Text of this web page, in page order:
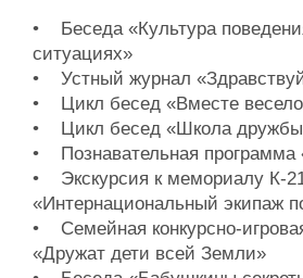
• Беседа «Культура
ситуациях»
• Устный журнал
• Цикл бесед «Вместе
• Цикл бесед «Школа
• Познавательная
• Экскурсия к мемориалу К-
«Интернациональный экипаж
• Семейная конкурсно-
«Дружат дети всей Земли»